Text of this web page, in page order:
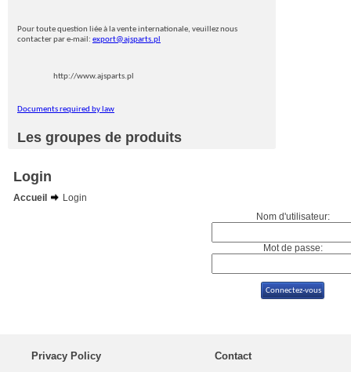
Pour toute question liée à la vente internationale, veuillez nous
contacter par e-mail: export@ajsparts.pl
http://www.ajsparts.pl
Documents required by law
Les groupes de produits
Login
Accueil
Login
Nom d'utilisateur:
Mot de passe:
Privacy Policy Contact